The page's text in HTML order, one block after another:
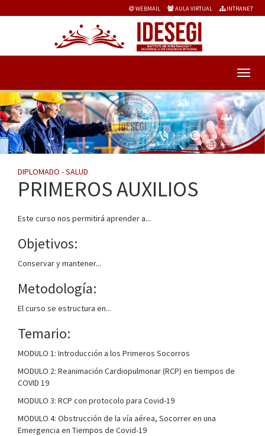
WEBMAIL AULA VIRTUAL INTRANET
DIPLOMADO - SALUD
PRIMEROS AUXILIOS
Este curso nos permitirá aprender a...
Objetivos:
Conservar y mantener...
Metodología:
El curso se estructura en...
Temario:
MODULO 1: Introducción a los Primeros Socorros
MODULO 2: Reanimación Cardiopulmonar (RCP) en tiempos de
COVID 19
MODULO 3: RCP con protocolo para Covid-19
MODULO 4: Obstrucción de la vía aérea, Socorrer en una
Emergencia en Tiempos de Covid-19